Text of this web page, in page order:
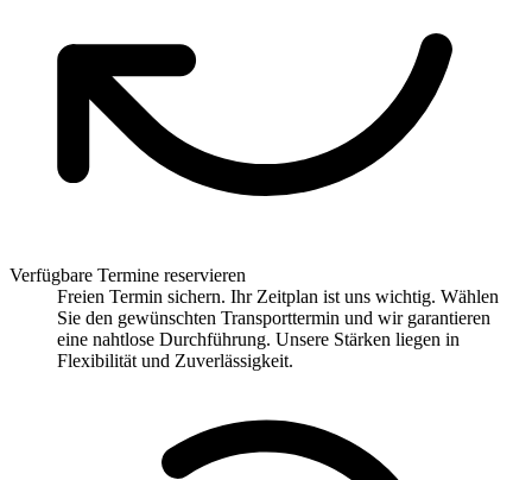
Verfügbare Termine reservieren
Freien Termin sichern. Ihr Zeitplan ist uns wichtig. Wählen
Sie den gewünschten Transporttermin und wir garantieren
eine nahtlose Durchführung. Unsere Stärken liegen in
Flexibilität und Zuverlässigkeit.